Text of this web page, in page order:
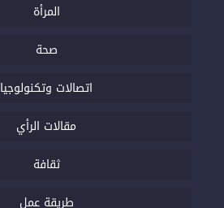
المرأة
صحة
اتصالات وتكنولوجيا
مقالات الرأي
ثقافة
طريقة عمل